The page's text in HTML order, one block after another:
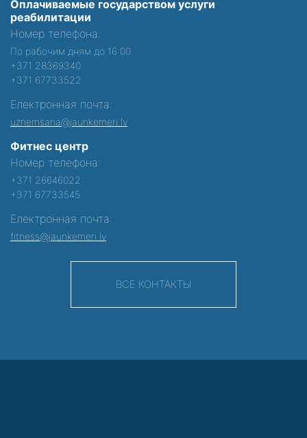
Оплачиваемые государством услуги
реабилитации
Номер телефона:
По рабочим дням до 16:00
+371 28369340
+371 67733522
Електронная почта:
uznemsana@jaunkemeri.lv
Фитнес центр
Номер телефона:
+371 26646022
+371 67733545
Електронная почта:
fitness@jaunkemeri.lv
ВСЕ КОНТАКТЫ